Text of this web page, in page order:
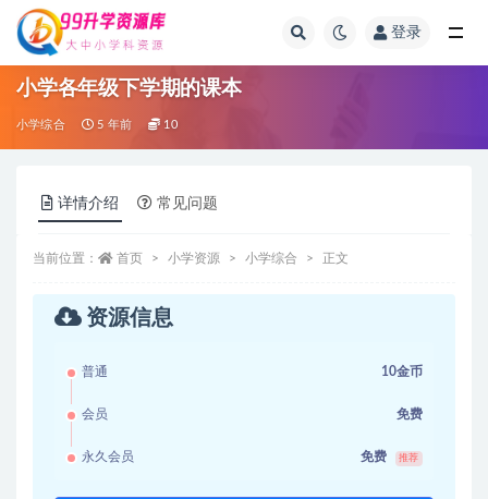
登录
小学各年级下学期的课本
小学综合 5 年前 10
详情介绍 常见问题
当前位置： 首页 小学资源 小学综合 正文
资源信息
普通 10金币
会员 免费
永久会员 免费 推荐